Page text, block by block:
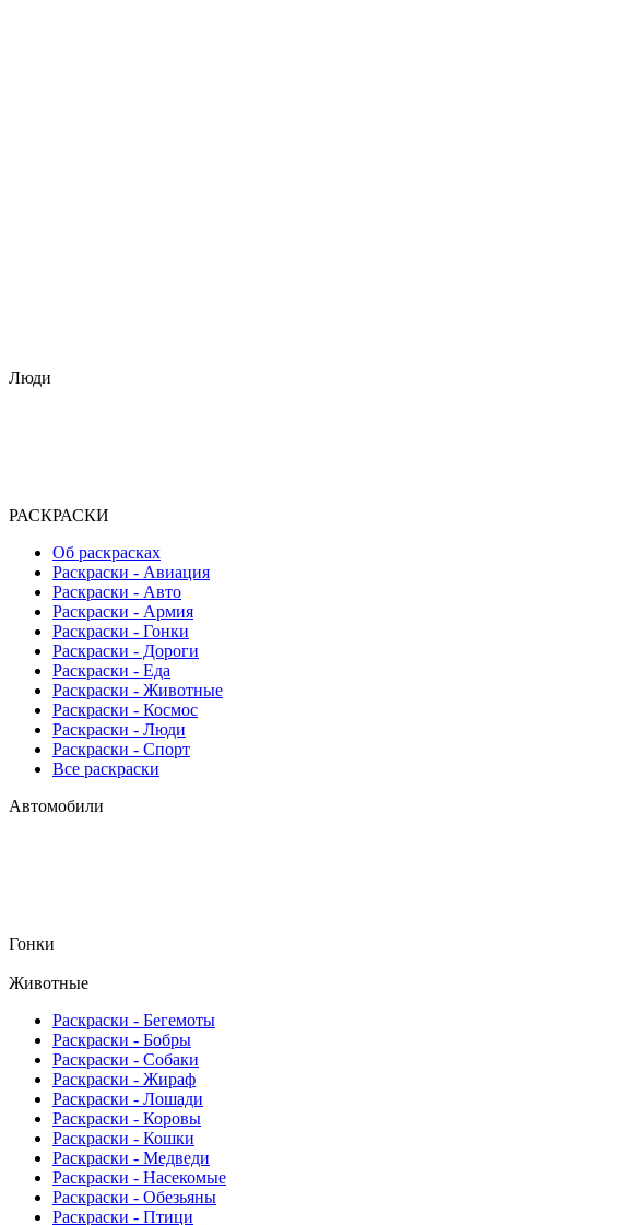
Люди
РАСКРАСКИ
Об раскрасках
Раскраски - Авиация
Раскраски - Авто
Раскраски - Армия
Раскраски - Гонки
Раскраски - Дороги
Раскраски - Еда
Раскраски - Животныe
Раскраски - Космос
Раскраски - Люди
Раскраски - Спорт
Все раскраски
Автомобили
Гонки
Животные
Раскраски - Бегемоты
Раскраски - Бобры
Раскраски - Собаки
Раскраски - Жираф
Раскраски - Лошади
Раскраски - Коровы
Раскраски - Кошки
Раскраски - Медведи
Раскраски - Насекомые
Раскраски - Обезьяны
Раскраски - Птици